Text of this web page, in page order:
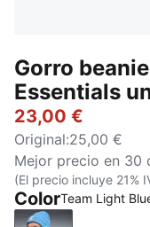
Gorro
Essentials
23,00 €
Original:25,00 €
Mejor precio en 30
(El precio incluye 21%
ColorTeam Light